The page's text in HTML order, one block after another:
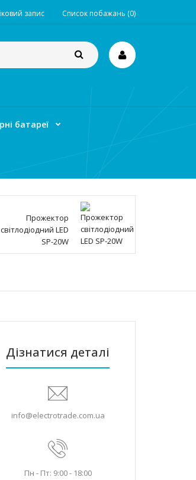
запис Список побажань (0)
батареї
Прожектор
світлодіодний LED
SP-20W
Дізнатися деталі
info@electrotrade.com.ua
Пн - Пт: 9:00 - 18:00